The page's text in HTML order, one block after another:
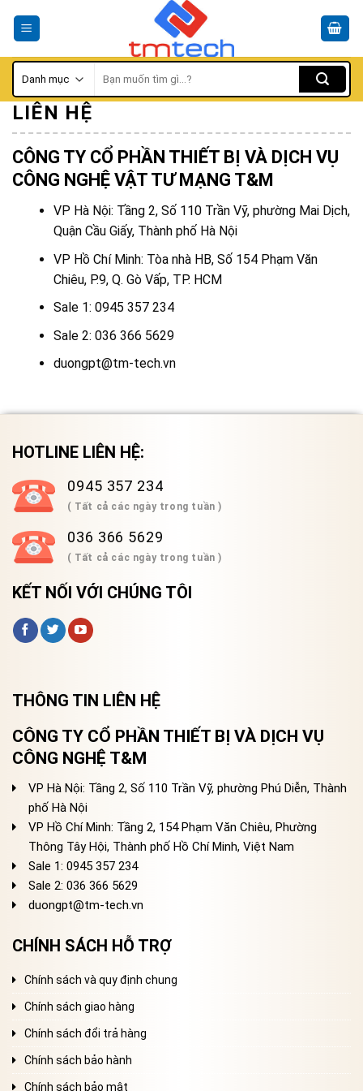
kiếm:
LIÊN HỆ
CÔNG TY CỔ PHẦN THIẾT BỊ VÀ DỊCH VỤ
CÔNG NGHỆ VẬT TƯ MẠNG T&M
VP Hà Nội: Tầng 2, Số 110 Trần Vỹ, phường Mai Dịch,
Quận Cầu Giấy, Thành phố Hà Nội
VP Hồ Chí Minh: Tòa nhà HB, Số 154 Phạm Văn
Chiêu, P.9, Q. Gò Vấp, TP. HCM
Sale 1: 0945 357 234
Sale 2: 036 366 5629
duongpt@tm-tech.vn
HOTLINE LIÊN HỆ:
0945 357 234
( Tất cả các ngày trong tuần )
036 366 5629
( Tất cả các ngày trong tuần )
KẾT NỐI VỚI CHÚNG TÔI
THÔNG TIN LIÊN HỆ
CÔNG TY CỔ PHẦN THIẾT BỊ VÀ DỊCH VỤ
CÔNG NGHỆ T&M
VP Hà Nội: Tầng 2, Số 110 Trần Vỹ, phường Phú Diễn, Thành
phố Hà Nội
VP Hồ Chí Minh: Tầng 2, 154 Phạm Văn Chiêu, Phường
Thông Tây Hội, Thành phố Hồ Chí Minh, Việt Nam
Sale 1: 0945 357 234
Sale 2: 036 366 5629
duongpt@tm-tech.vn
CHÍNH SÁCH HỖ TRỢ
Chính sách và quy định chung
Chính sách giao hàng
Chính sách đổi trả hàng
Chính sách bảo hành
Chính sách bảo mật